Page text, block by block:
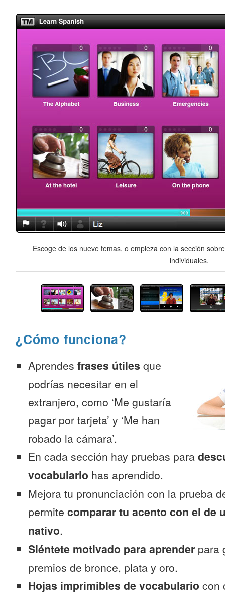
Escoge de los nueve temas, o empieza con la sección
individuales.
¿Cómo funciona?
Aprendes frases útiles que
podrías necesitar en el
extranjero, como ‘Me gustaría
pagar por tarjeta’ y ‘Me han
robado la cámara’.
En cada sección hay pruebas para
vocabulario has aprendido.
Mejora tu pronunciación con la prueba
permite comparar tu acento con el de
nativo.
Siéntete motivado para aprender para
premios de bronce, plata y oro.
Hojas imprimibles de vocabulario con